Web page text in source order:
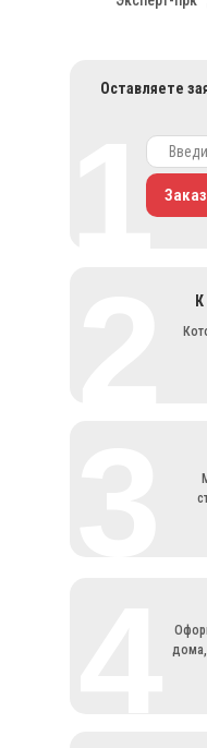
1
Оставляете
дома,